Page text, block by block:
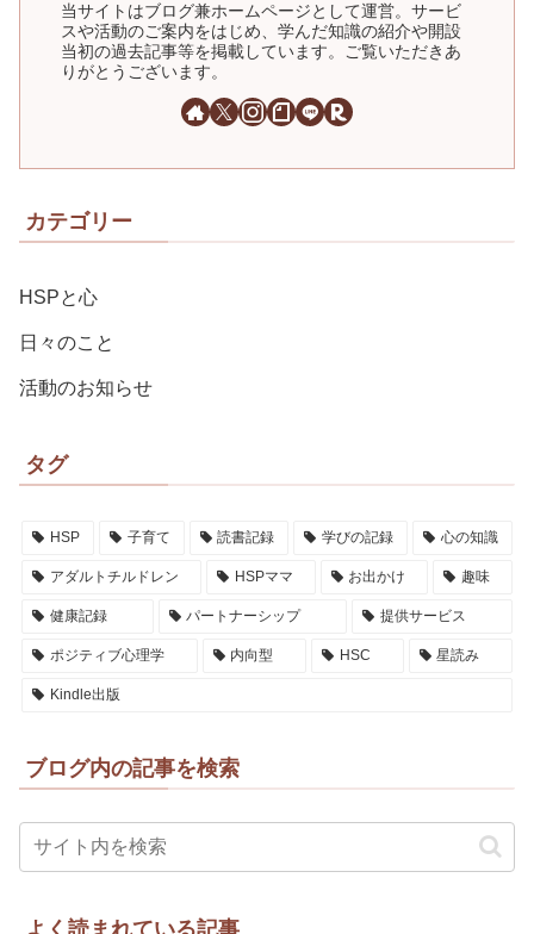
当サイトはブログ兼ホームページとして運営。サービ
スや活動のご案内をはじめ、学んだ知識の紹介や開設
当初の過去記事等を掲載しています。ご覧いただきあ
りがとうございます。
カテゴリー
HSPと心
日々のこと
活動のお知らせ
タグ
HSP 子育て 読書記録 学びの記録 心の知識
アダルトチルドレン HSPママ お出かけ 趣味
健康記録 パートナーシップ 提供サービス
ポジティブ心理学 内向型 HSC 星読み
Kindle出版
ブログ内の記事を検索
よく読まれている記事